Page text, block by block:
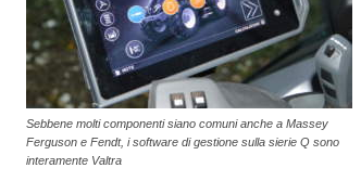
Sebbene molti componenti siano comuni anche a Massey
Ferguson e Fendt, i software di gestione sulla sierie Q sono
interamente Valtra